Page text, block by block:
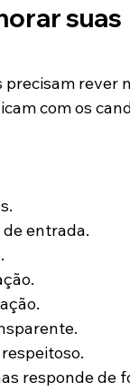
suas
rever
com os
entrada.
responde de